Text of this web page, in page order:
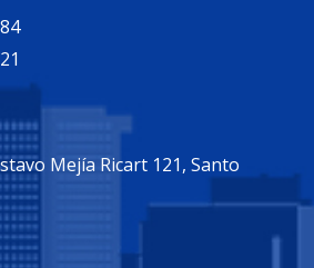
Mejía Ricart 121, Santo